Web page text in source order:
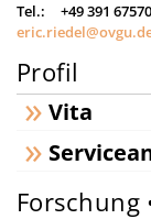
Tel.:
+49 391
Profil
Vita
Forschung